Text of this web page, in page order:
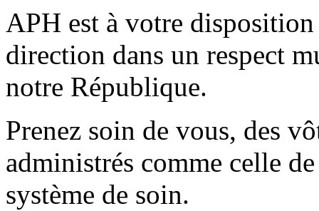
APH est à votre
direction dans un respect
notre République.
Prenez soin de vous, des
administrés comme celle
système de soin.